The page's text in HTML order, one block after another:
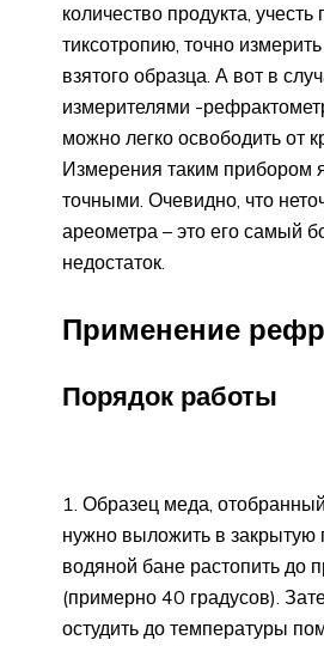
количество продукта, учесть
тиксотропию, точно
взятого образца. А вот в
измерителями -
можно легко освободить от
Измерения таким прибором
точными. Очевидно, что
ареометра – это его самый
недостаток.
Применение
Порядок работы
Образец меда,
нужно выложить в закрытую
водяной бане растопить до
(примерно 40 градусов).
остудить до температуры